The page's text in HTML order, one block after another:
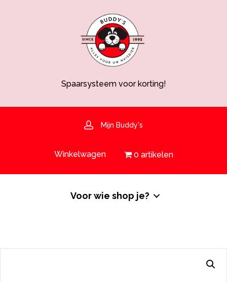
Spaarsysteem voor korting!
Voedingsdeskundige aanwezig
GRATIS verzending vanaf €50,-
Mijn Buddy's
Winkelwagen 0 artikelen
Voor wie shop je?